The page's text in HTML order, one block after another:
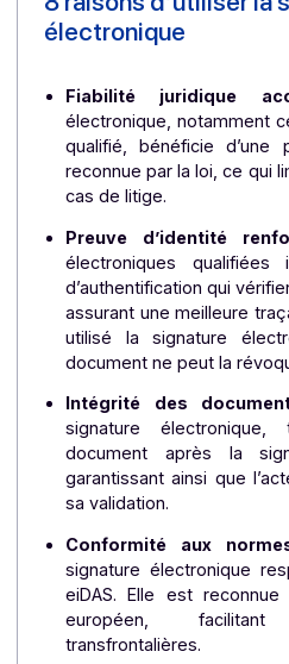
des transactions, les
adopter une
« electronic
Services », désigne le
qui régit
de confiance dans les
protégeant ainsi mieux
8 raisons
électronique
Fiabilité
électronique,
qualifié, bénéficie
reconnue par la loi, ce
cas de litige.
Preuve d’identité
électroniques
d’authentification qui
assurant une meilleure